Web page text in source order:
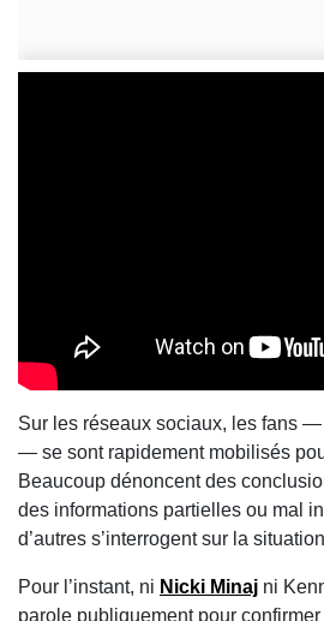
Sur les réseaux sociaux, les fans —
— se sont rapidement mobilisés
Beaucoup dénoncent des
des informations partielles ou mal
d’autres s’interrogent sur la
Pour l’instant, ni Nicki Minaj ni
parole publiquement pour